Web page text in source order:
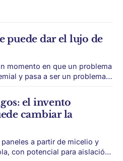
puede dar el lujo de
y pasa a ser un problema
en Punta del Este no es
el invento
cambiar la
a partir de micelio y
con potencial para aislación